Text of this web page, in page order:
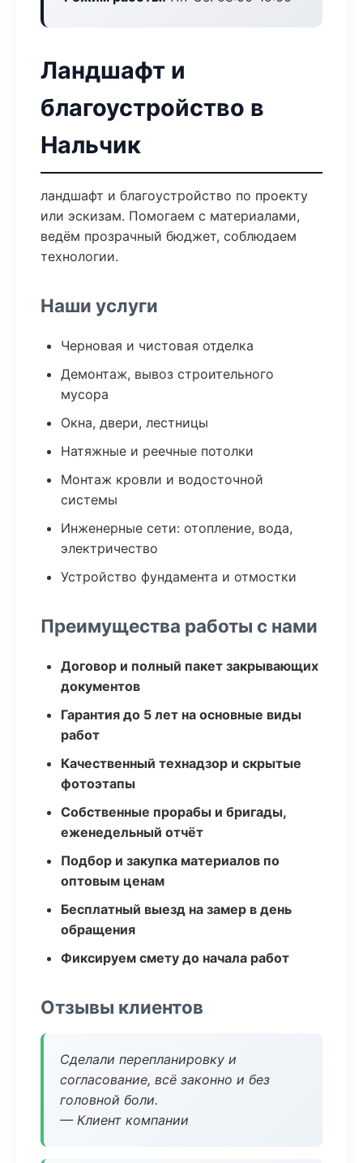
Ландшафт и
благоустройство в
Нальчик
ландшафт и благоустройство по проекту
или эскизам. Помогаем с материалами,
ведём прозрачный бюджет, соблюдаем
технологии.
Наши услуги
Черновая и чистовая отделка
Демонтаж, вывоз строительного
мусора
Окна, двери, лестницы
Натяжные и реечные потолки
Монтаж кровли и водосточной
системы
Инженерные сети: отопление, вода,
электричество
Устройство фундамента и отмостки
Преимущества работы с нами
Договор и полный пакет закрывающих
документов
Гарантия до 5 лет на основные виды
работ
Качественный технадзор и скрытые
фотоэтапы
Собственные прорабы и бригады,
еженедельный отчёт
Подбор и закупка материалов по
оптовым ценам
Бесплатный выезд на замер в день
обращения
Фиксируем смету до начала работ
Отзывы клиентов
Сделали перепланировку и
согласование, всё законно и без
головной боли.
— Клиент компании